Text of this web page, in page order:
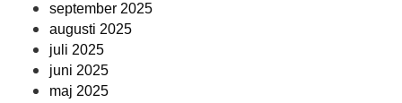
september 2025
augusti 2025
juli 2025
juni 2025
maj 2025